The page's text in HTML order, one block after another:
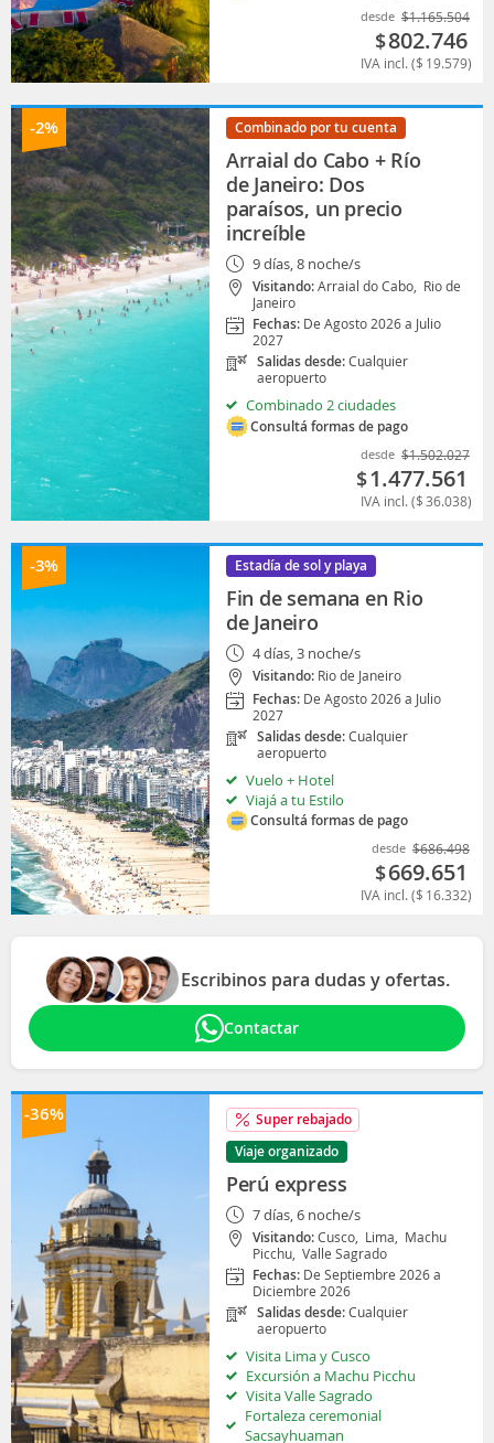
desde $1.165.504
$802.746
IVA incl. ($ 19.579)
-2% Combinado por tu cuenta
Arraial do Cabo + Río
de Janeiro: Dos
paraísos, un precio
increíble
9 días, 8 noche/s
Visitando:Arraial do Cabo, Rio de
Janeiro
Fechas: De Agosto 2026 a Julio
2027
Salidas desde:Cualquier
aeropuerto
Combinado 2 ciudades
Consultá formas de pago
desde $1.502.027
$1.477.561
IVA incl. ($ 36.038)
-3% Estadía de sol y playa
Fin de semana en Rio
de Janeiro
4 días, 3 noche/s
Visitando: Rio de Janeiro
Fechas: De Agosto 2026 a Julio
2027
Salidas desde:Cualquier
aeropuerto
Vuelo + Hotel
Viajá a tu Estilo
Consultá formas de pago
desde $686.498
$669.651
IVA incl. ($ 16.332)
Escribinos para dudas y ofertas.
Contactar
-36%
Super rebajado
Viaje organizado
Perú express
7 días, 6 noche/s
Visitando:Cusco, Lima, Machu
Picchu, Valle Sagrado
Fechas: De Septiembre 2026 a
Diciembre 2026
Salidas desde:Cualquier
aeropuerto
Visita Lima y Cusco
Excursión a Machu Picchu
Visita Valle Sagrado
Fortaleza ceremonial
Sacsayhuaman